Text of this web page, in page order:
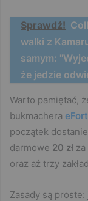
Sprawdź!
walki z
samym:
że jedzie
Warto pamiętać,
bukmachera
początek
darmowe 20 zł
oraz aż trzy
Zasady są